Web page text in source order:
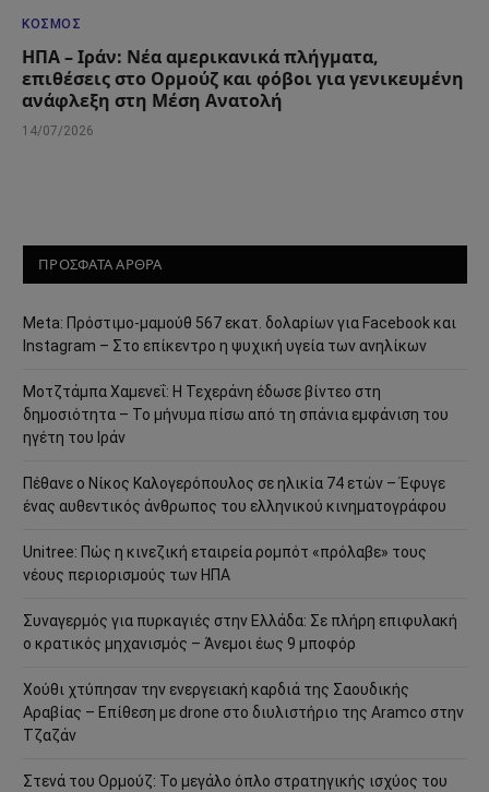
ΚΌΣΜΟΣ
ΗΠΑ – Ιράν: Νέα αμερικανικά πλήγματα,
επιθέσεις στο Ορμούζ και φόβοι για γενικευμένη
ανάφλεξη στη Μέση Ανατολή
14/07/2026
ΠΡΟΣΦΑΤΑ ΑΡΘΡΑ
Meta: Πρόστιμο-μαμούθ 567 εκατ. δολαρίων για Facebook και
Instagram – Στο επίκεντρο η ψυχική υγεία των ανηλίκων
Μοτζτάμπα Χαμενεΐ: Η Τεχεράνη έδωσε βίντεο στη
δημοσιότητα – Το μήνυμα πίσω από τη σπάνια εμφάνιση του
ηγέτη του Ιράν
Πέθανε ο Νίκος Καλογερόπουλος σε ηλικία 74 ετών – Έφυγε
ένας αυθεντικός άνθρωπος του ελληνικού κινηματογράφου
Unitree: Πώς η κινεζική εταιρεία ρομπότ «πρόλαβε» τους
νέους περιορισμούς των ΗΠΑ
Συναγερμός για πυρκαγιές στην Ελλάδα: Σε πλήρη επιφυλακή
ο κρατικός μηχανισμός – Άνεμοι έως 9 μποφόρ
Χούθι χτύπησαν την ενεργειακή καρδιά της Σαουδικής
Αραβίας – Επίθεση με drone στο διυλιστήριο της Aramco στην
Τζαζάν
Στενά του Ορμούζ: Το μεγάλο όπλο στρατηγικής ισχύος του